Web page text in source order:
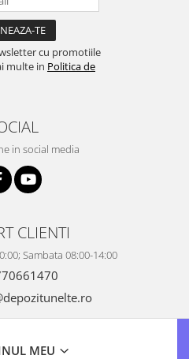
cu promotiile
multe in Politica de
in social media
CLIENTI
Sambata 08:00-14:00
MEU